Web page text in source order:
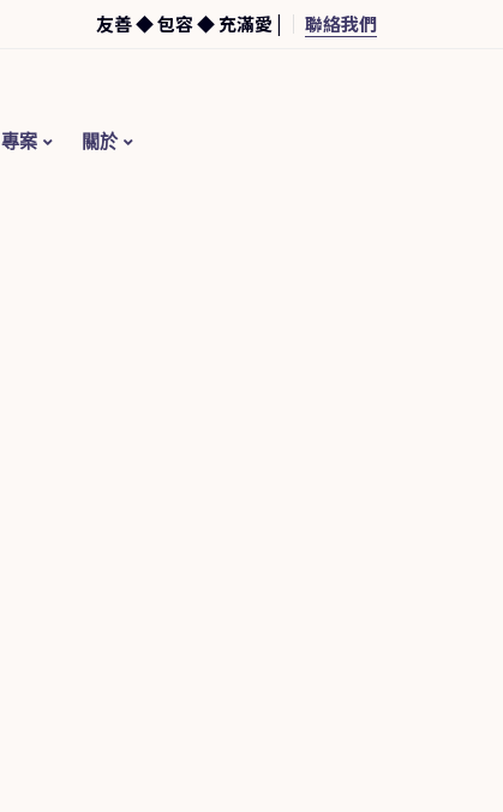
友善 ◆ 包容 ◆ 充滿愛 | 聯絡我們
專案 關於